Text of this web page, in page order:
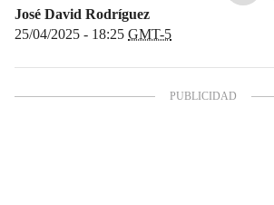
José David Rodríguez
25/04/2025 - 18:25 GMT-5